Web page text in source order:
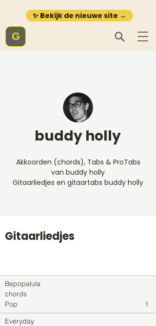
✨ Bekijk de nieuwe site →
G
buddy holly
Akkoorden (chords), Tabs & ProTabs
van buddy holly
Gitaarliedjes en gitaartabs buddy holly
Gitaarliedjes
Bepopalula
chords
Pop
1
Everyday